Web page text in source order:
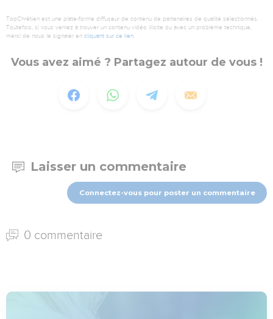
TopChrétien est une plate-forme diffuseur de contenu de partenaires de qualité sélectionnés.
Toutefois, si vous veniez à trouver un contenu vidéo illicite ou avec un problème technique,
merci de nous le signaler en cliquant sur ce lien.
Vous avez aimé ? Partagez autour de vous !
Laisser un commentaire
Connectez-vous pour poster un commentaire
0 commentaire